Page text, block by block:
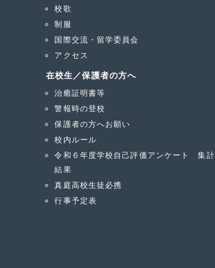
校歌
制服
国際交流・留学委員会
アクセス
在校生／保護者の方へ
治癒証明書等
警報時の登校
保護者の方へお願い
校内ルール
令和６年度学校自己評価アンケート 集計
結果
真庭高校生徒必携
行事予定表